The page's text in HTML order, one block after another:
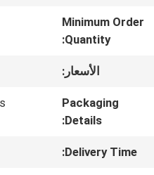
المعمل
رقابة
Minimum Order
Quantity:
الأسعار:
Packaging
Details:
Delivery Time: